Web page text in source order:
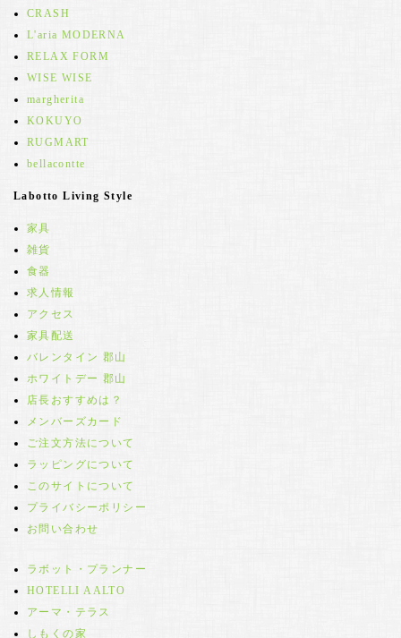
CRASH
L'aria MODERNA
RELAX FORM
WISE WISE
margherita
KOKUYO
RUGMART
bellacontte
Labotto Living Style
家具
雑貨
食器
求人情報
アクセス
家具配送
バレンタイン 郡山
ホワイトデー 郡山
店長おすすめは？
メンバーズカード
ご注文方法について
ラッピングについて
このサイトについて
プライバシーポリシー
お問い合わせ
ラボット・プランナー
HOTELLI AALTO
アーマ・テラス
しもくの家